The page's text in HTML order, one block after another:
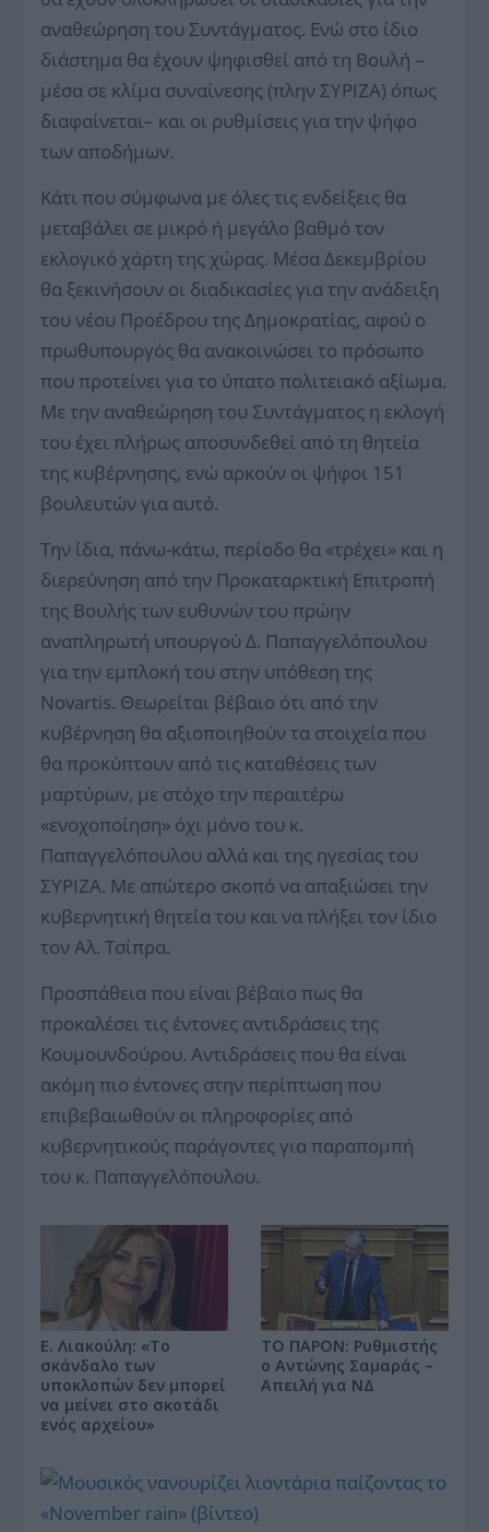
αναθεώρηση του Συντάγματος. Ενώ στο ίδιο
διάστημα θα έχουν ψηφισθεί από τη Βουλή –
μέσα σε κλίμα συναίνεσης (πλην ΣΥΡΙΖΑ) όπως
διαφαίνεται– και οι ρυθμίσεις για την ψήφο
των αποδήμων.
Κάτι που σύμφωνα με όλες τις ενδείξεις θα
μεταβάλει σε μικρό ή μεγάλο βαθμό τον
εκλογικό χάρτη της χώρας. Μέσα Δεκεμβρίου
θα ξεκινήσουν οι διαδικασίες για την ανάδειξη
του νέου Προέδρου της Δημοκρατίας, αφού ο
πρωθυπουργός θα ανακοινώσει το πρόσωπο
που προτείνει για το ύπατο πολιτειακό αξίωμα.
Με την αναθεώρηση του Συντάγματος η εκλογή
του έχει πλήρως αποσυνδεθεί από τη θητεία
της κυβέρνησης, ενώ αρκούν οι ψήφοι 151
βουλευτών για αυτό.
Την ίδια, πάνω-κάτω, περίοδο θα «τρέχει» και η
διερεύνηση από την Προκαταρκτική Επιτροπή
της Βουλής των ευθυνών του πρώην
αναπληρωτή υπουργού Δ. Παπαγγελόπουλου
για την εμπλοκή του στην υπόθεση της
Novartis. Θεωρείται βέβαιο ότι από την
κυβέρνηση θα αξιοποιηθούν τα στοιχεία που
θα προκύπτουν από τις καταθέσεις των
μαρτύρων, με στόχο την περαιτέρω
«ενοχοποίηση» όχι μόνο του κ.
Παπαγγελόπουλου αλλά και της ηγεσίας του
ΣΥΡΙΖΑ. Με απώτερο σκοπό να απαξιώσει την
κυβερνητική θητεία του και να πλήξει τον ίδιο
τον Αλ. Τσίπρα.
Προσπάθεια που είναι βέβαιο πως θα
προκαλέσει τις έντονες αντιδράσεις της
Κουμουνδούρου. Αντιδράσεις που θα είναι
ακόμη πιο έντονες στην περίπτωση που
επιβεβαιωθούν οι πληροφορίες από
κυβερνητικούς παράγοντες για παραπομπή
του κ. Παπαγγελόπουλου.
Ε. Λιακούλη: «Το
σκάνδαλο των
υποκλοπών δεν μπορεί
να μείνει στο σκοτάδι
ενός αρχείου»
ΤΟ ΠΑΡΟΝ: Ρυθμιστής
ο Αντώνης Σαμαράς –
Απειλή για ΝΔ